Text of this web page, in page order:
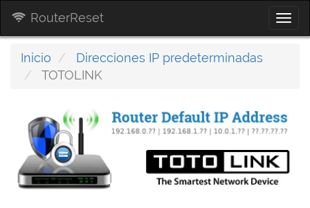
RouterReset
Inicio
Direcciones IP predeterminadas
TOTOLINK